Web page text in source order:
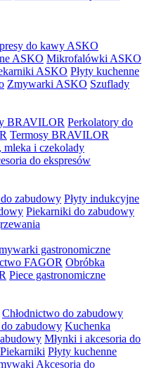
do kawy ASKO
ASKO Mikrofalówki ASKO
ASKO Płyty kuchenne
Zmywarki ASKO Szuflady
BRAVILOR Perkolatory do
Termosy BRAVILOR
i czekolady
do ekspresów
zabudowy Płyty indukcyjne
Piekarniki do zabudowy
gastronomiczne
FAGOR Obróbka
Piece gastronomiczne
Chłodnictwo do zabudowy
zabudowy Kuchenka
Młynki i akcesoria do
Piekarniki Płyty kuchenne
Akcesoria do